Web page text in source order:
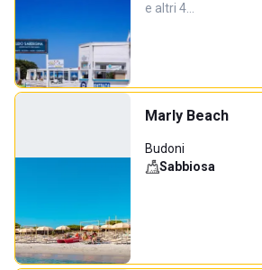
e altri 4…
Marly Beach
Budoni
Sabbiosa